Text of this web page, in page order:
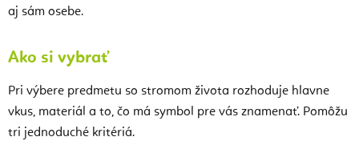
aj sám osebe.
Ako si vybrať
Pri výbere predmetu so stromom života rozhoduje hlavne
vkus, materiál a to, čo má symbol pre vás znamenať. Pomôžu
tri jednoduché kritériá.